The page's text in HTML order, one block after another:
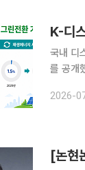
K-디
국내 디
를 공개
22일부
2026-
[논현